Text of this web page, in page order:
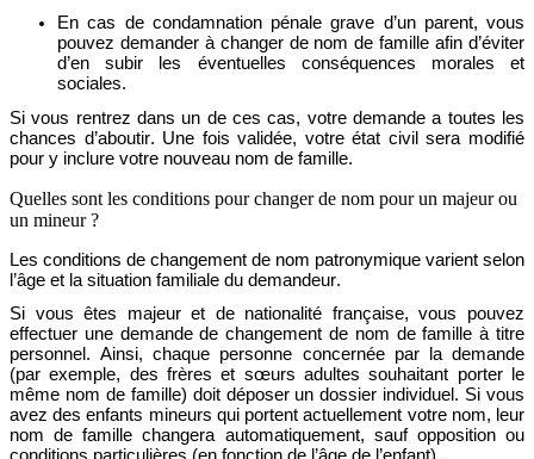
Encas de condamnation pénale grave d’un parent, vous
pouvez demander à changer de nom de famille afin d’éviter
d’en subir les éventuelles conséquences moraleset
sociales.
Si vous rentrez dans un de ces cas, votre demandeatoutes les
chances d’aboutir. Une fois validée, votre état civil sera modifié
pour y inclure votre nouveau nom de famille.
Quelles sont les conditions pour changer de nom pour un majeur ou
un mineur ?
Les conditions de changement de nom patronymique varient selon
l’âge et la situation familiale du demandeur.
Si vous êtes majeur et de nationalité française, vous pouvez
effectuer une demande de changement de nom de famille à titre
personnel.Ainsi, chaque personne concernée par la demande
(par exemple, des frères et sœurs adultes souhaitant porter le
même nom de famille) doit déposer un dossier individuel. Si vous
avez des enfants mineurs qui portent actuellement votre nom, leur
nom de famille changera automatiquement, sauf opposition ou